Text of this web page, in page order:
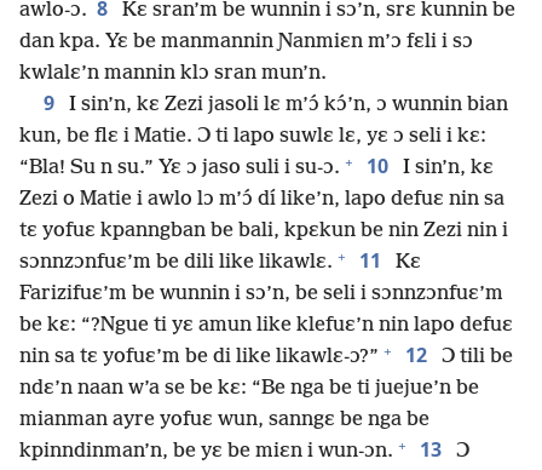
awlo-ɔ. 8
Kɛ sran’m be wunnin i sɔ’n, srɛ kunnin be
dan kpa. Yɛ be manmannin Ɲanmiɛn m’ɔ fɛli i sɔ
kwlalɛ’n mannin klɔ sran mun’n.
9
I sin’n, kɛ Zezi jasoli lɛ m’ɔ́ kɔ́’n, ɔ wunnin bian
kun, be flɛ i Matie. Ɔ ti lapo suwlɛ lɛ, yɛ ɔ seli i kɛ:
“Bla! Su n su.” Yɛ ɔ jaso suli i su-ɔ. + 10
I sin’n, kɛ
Zezi o Matie i awlo lɔ m’ɔ́ dí like’n, lapo defuɛ nin sa
tɛ yofuɛ kpanngban be bali, kpɛkun be nin Zezi nin i
sɔnnzɔnfuɛ’m be dili like likawlɛ. + 11
Kɛ
Farizifuɛ’m be wunnin i sɔ’n, be seli i sɔnnzɔnfuɛ’m
be kɛ: “?Ngue ti yɛ amun like klefuɛ’n nin lapo defuɛ
nin sa tɛ yofuɛ’m be di like likawlɛ-ɔ?” + 12
Ɔ tili be
ndɛ’n naan w’a se be kɛ: “Be nga be ti juejue’n be
mianman ayre yofuɛ wun, sanngɛ be nga be
kpinndinman’n, be yɛ be miɛn i wun-ɔn. + 13
Ɔ